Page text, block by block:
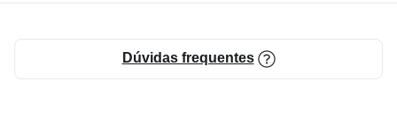
Dúvidas frequentes